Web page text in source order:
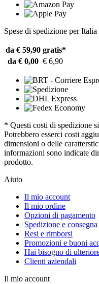
Spese di spedizione per Italia
da € 59,90 gratis*
da € 0,00 € 6,90
* Questi costi di spedizione
Potrebbero esserci costi
dimensioni o delle
informazioni sono indicate
prodotto.
Aiuto
Il mio account
Il mio ordine
Opzioni di pagamento
Spedizione e consegna
Resi e rimborsi
Promozioni e buoni
Hai bisogno di
Clienti aziendali
Il mio account